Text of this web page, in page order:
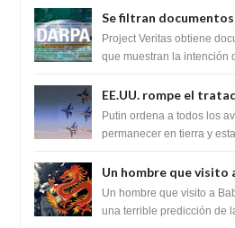
Se filtran
muestran la intención
SARS-CoV-2,
Project Veritas obtiene
que muestran la intención
EE.UU. rompe el
prepara para destruir
"Caballero Negro"
Putin ordena a todos los
permanecer en tierra y
Un hombre que visito
recordó la terrible
para febrero de 2022.
Un hombre que visito a
una terrible predicción de